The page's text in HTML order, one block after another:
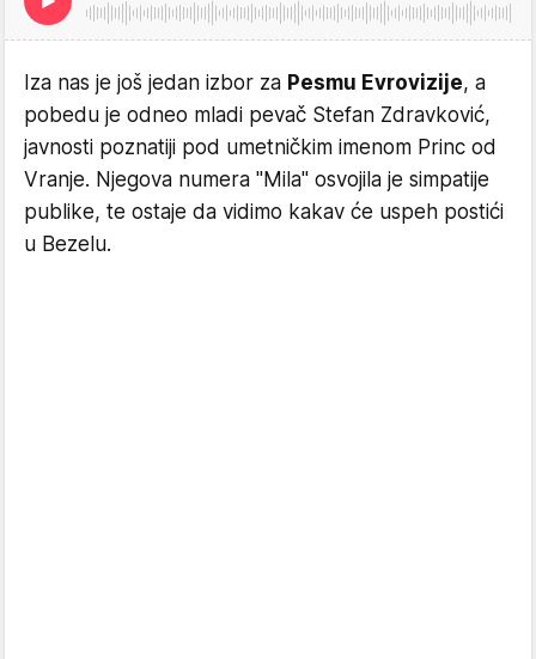
Iza nas je još jedan izbor za Pesmu Evrovizije, a
pobedu je odneo mladi pevač Stefan Zdravković,
javnosti poznatiji pod umetničkim imenom Princ od
Vranje. Njegova numera "Mila" osvojila je simpatije
publike, te ostaje da vidimo kakav će uspeh postići
u Bezelu.